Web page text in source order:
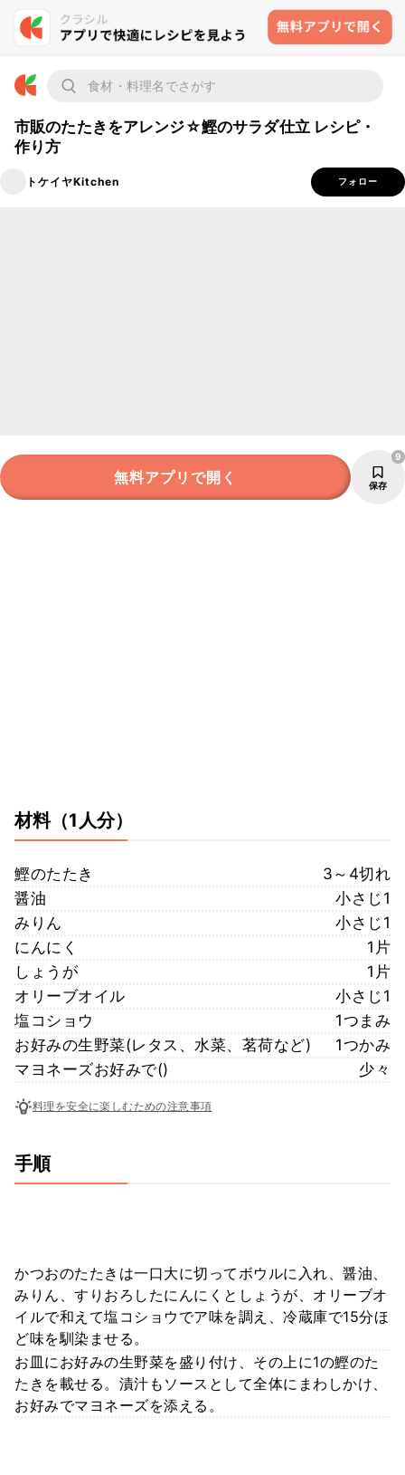
市販のたたきをアレンジ☆鰹のサラダ仕立 レシピ・
作り方
トケイヤKitchen フォロー
無料アプリで開く 保存
9
材料（1人分）
鰹のたたき
3～4切れ
醤油
小さじ1
みりん
小さじ1
にんにく
1片
しょうが
1片
オリーブオイル
小さじ1
塩コショウ
1つまみ
お好みの生野菜(レタス、水菜、茗荷など)
1つかみ
マヨネーズお好みで()
少々
料理を安全に楽しむための注意事項
手順
かつおのたたきは一口大に切ってボウルに入れ、醤油、
みりん、すりおろしたにんにくとしょうが、オリーブオ
イルで和えて塩コショウでア味を調え、冷蔵庫で15分ほ
ど味を馴染ませる。
お皿にお好みの生野菜を盛り付け、その上に1の鰹のた
たきを載せる。漬汁もソースとして全体にまわしかけ、
お好みでマヨネーズを添える。